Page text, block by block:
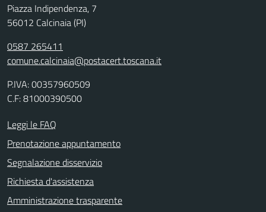
Piazza Indipendenza, 7
56012 Calcinaia (PI)
0587 265411
comune.calcinaia@postacert.toscana.it
P.IVA: 00357960509
C.F: 81000390500
Leggi le FAQ
Prenotazione appuntamento
Segnalazione disservizio
Richiesta d'assistenza
Amministrazione trasparente